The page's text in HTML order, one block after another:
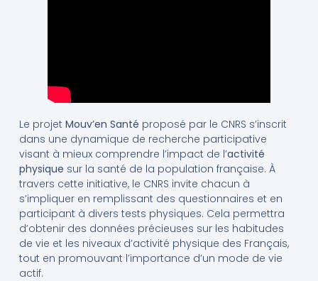
Le projet Mouv’en Santé proposé par le CNRS s’inscrit
dans une dynamique de recherche participative
visant à mieux comprendre l’impact de l’activité
physique sur la santé de la population française. À
travers cette initiative, le CNRS invite chacun à
s’impliquer en remplissant des questionnaires et en
participant à divers tests physiques. Cela permettra
d’obtenir des données précieuses sur les habitudes
de vie et les niveaux d’activité physique des Français,
tout en promouvant l’importance d’un mode de vie
actif.